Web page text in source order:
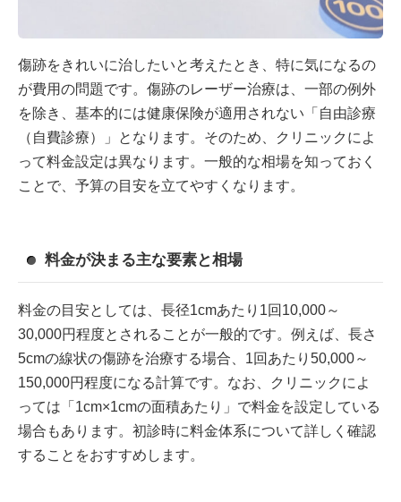
傷跡をきれいに治したいと考えたとき、特に気になるの
が費用の問題です。傷跡のレーザー治療は、一部の例外
を除き、基本的には健康保険が適用されない「自由診療
（自費診療）」となります。そのため、クリニックによ
って料金設定は異なります。一般的な相場を知っておく
ことで、予算の目安を立てやすくなります。
料金が決まる主な要素と相場
料金の目安としては、長径1cmあたり1回10,000～
30,000円程度とされることが一般的です。例えば、長さ
5cmの線状の傷跡を治療する場合、1回あたり50,000～
150,000円程度になる計算です。なお、クリニックによ
っては「1cm×1cmの面積あたり」で料金を設定している
場合もあります。初診時に料金体系について詳しく確認
することをおすすめします。